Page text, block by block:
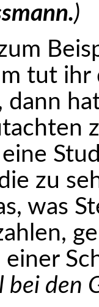
)
tut ihr
dann
zu
was
bei den